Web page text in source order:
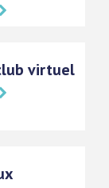
virtuel